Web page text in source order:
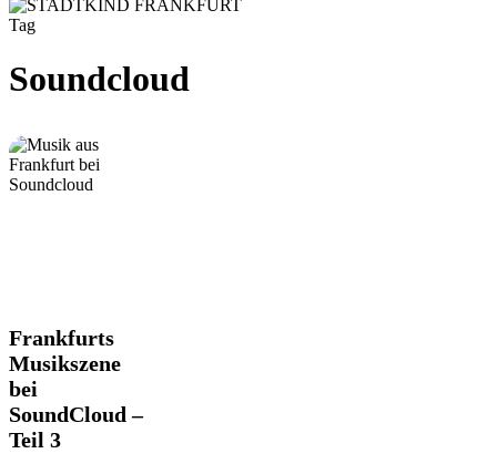
Tag
Soundcloud
Frankfurts
Musikszene
bei
SoundCloud
–
Teil
3
Frankfurts
Musikszene
bei
SoundCloud –
Teil 3